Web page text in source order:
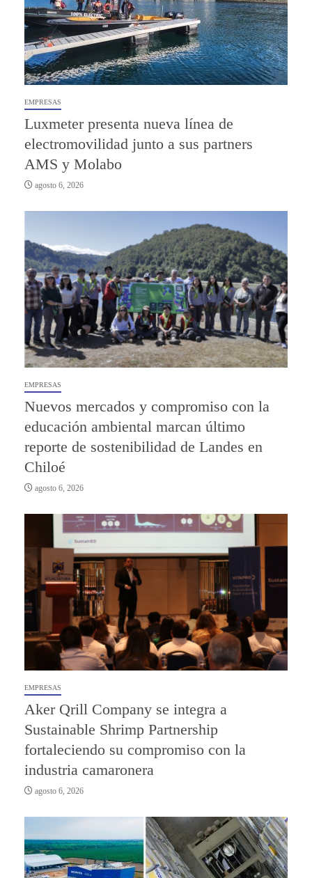
EMPRESAS
Luxmeter presenta nueva línea de
electromovilidad junto a sus partners
AMS y Molabo
agosto 6, 2026
EMPRESAS
Nuevos mercados y compromiso con la
educación ambiental marcan último
reporte de sostenibilidad de Landes en
Chiloé
agosto 6, 2026
EMPRESAS
Aker Qrill Company se integra a
Sustainable Shrimp Partnership
fortaleciendo su compromiso con la
industria camaronera
agosto 6, 2026